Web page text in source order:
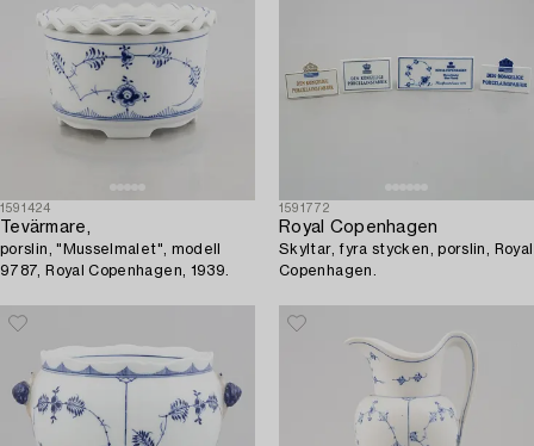
1591424
Tevärmare,
porslin, "Musselmalet", modell
9787, Royal Copenhagen, 1939.
1591772
Royal Copenhagen
Skyltar, fyra stycken, porslin, Royal
Copenhagen.